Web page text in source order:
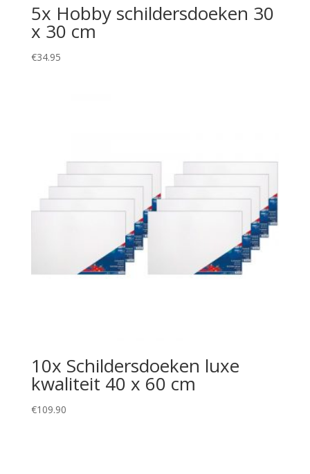
5x Hobby schildersdoeken 30
x 30 cm
€34.95
10x Schildersdoeken luxe
kwaliteit 40 x 60 cm
€109.90